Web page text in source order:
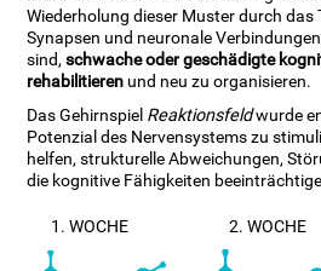
Wiederholung dieser Muster durch das
Synapsen und neuronale
sind,schwache oder geschädigte
rehabilitieren und neu zu organisieren.
Das Gehirnspiel Reaktionsfeldwurde
Potenzial des Nervensystems zu
helfen, strukturelle Abweichungen,
die kognitive Fähigkeiten
1. WOCHE 2. WOCHE